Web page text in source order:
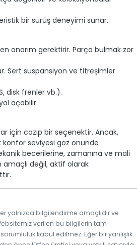
bir sürüş deneyimi sunar.
onarım gerektirir. Parça bulmak zor
Sert süspansiyon ve titreşimler
disk frenler vb.).
açabilir.
için cazip bir seçenektir. Ancak,
seviyesi göz önünde
becerilerine, zamanına ve mali
amaçlı değil, aktif olarak
yalnızca bilgilendirme amaçlıdır ve
verilen bu bilgilerin tam
kabul edilmez. Eğer bir yanlışlık